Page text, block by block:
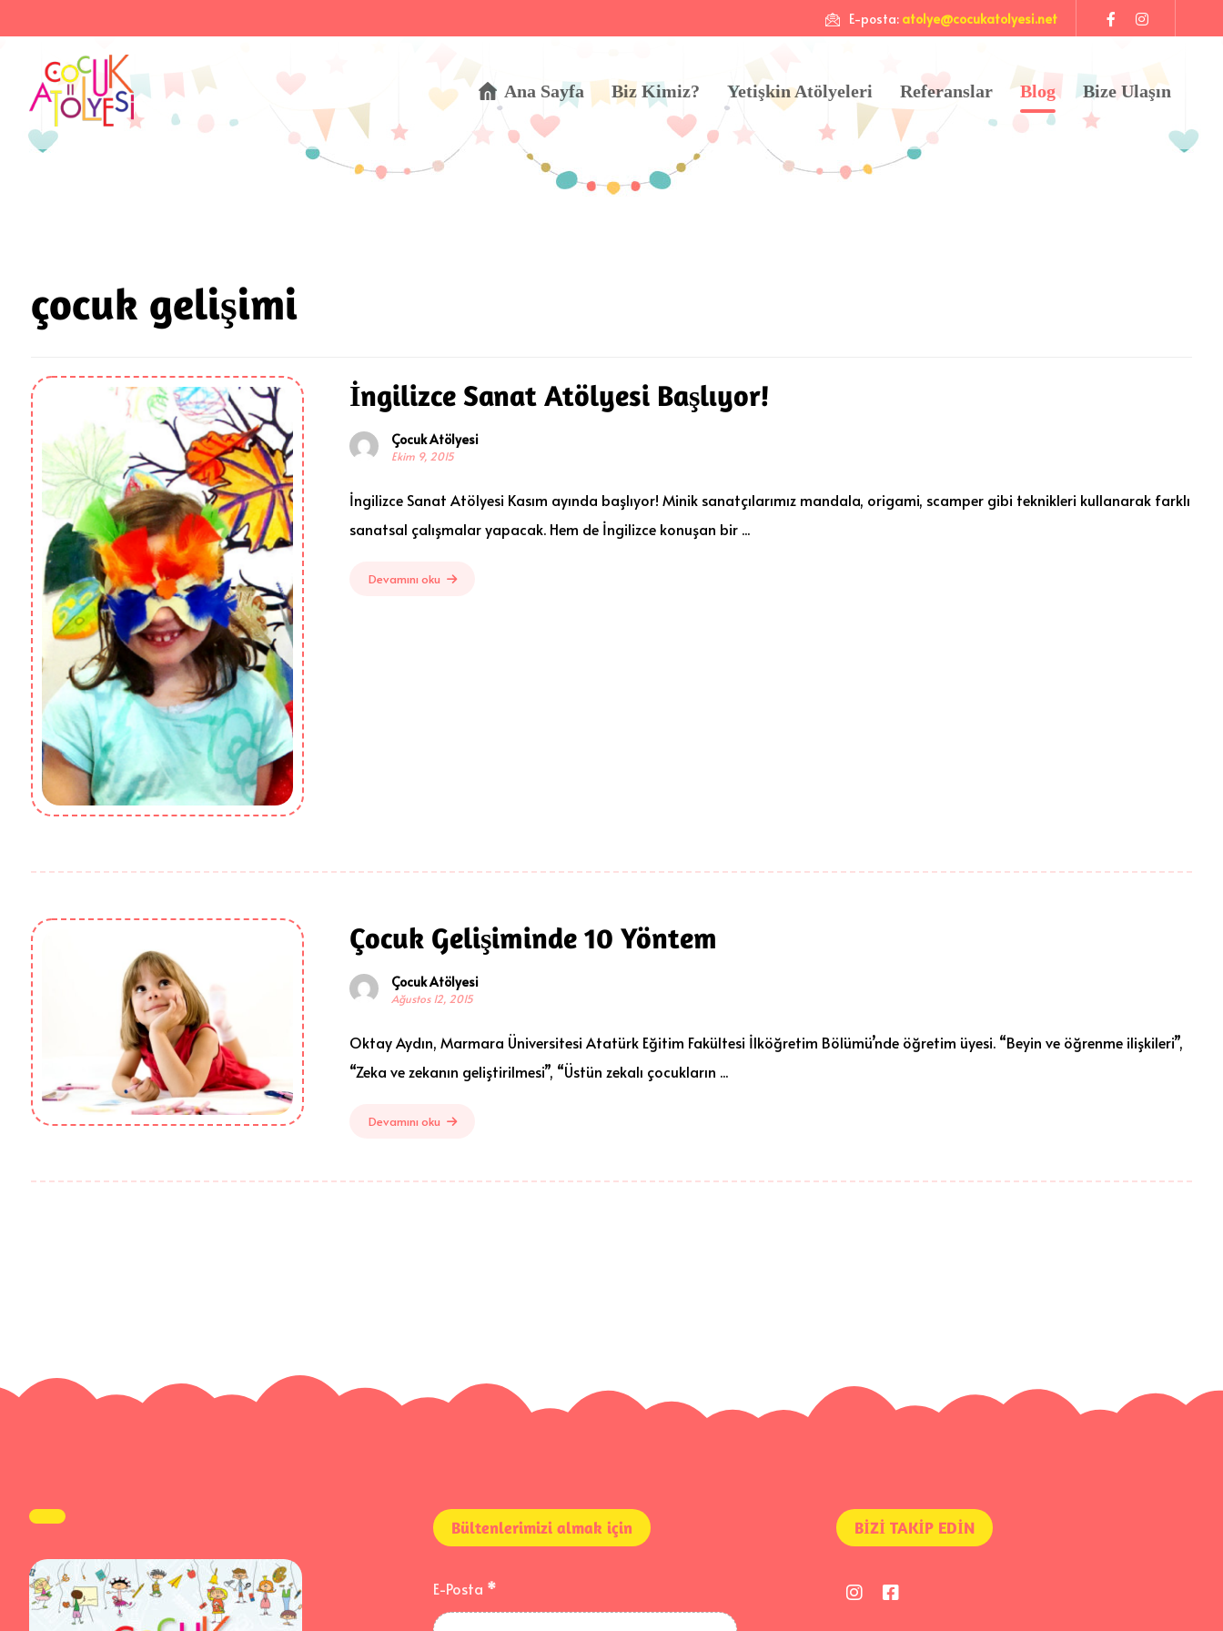
E-posta: atolye@cocukatolyesi.net
Ana Sayfa Biz Kimiz? Yetişkin Atölyeleri Referanslar Blog Bize Ulaşın
çocuk gelişimi
İngilizce Sanat Atölyesi Başlıyor!
Çocuk Atölyesi
Ekim 9, 2015
İngilizce Sanat Atölyesi Kasım ayında başlıyor! Minik sanatçılarımız mandala, origami, scamper gibi teknikleri kullanarak farklı
sanatsal çalışmalar yapacak. Hem de İngilizce konuşan bir ...
Devamını oku
Çocuk Gelişiminde 10 Yöntem
Çocuk Atölyesi
Ağustos 12, 2015
Oktay Aydın, Marmara Üniversitesi Atatürk Eğitim Fakültesi İlköğretim Bölümü’nde öğretim üyesi. “Beyin ve öğrenme ilişkileri”,
“Zeka ve zekanın geliştirilmesi”, “Üstün zekalı çocukların ...
Devamını oku
Bültenlerimizi almak için
E-Posta *
BİZİ TAKİP EDİN